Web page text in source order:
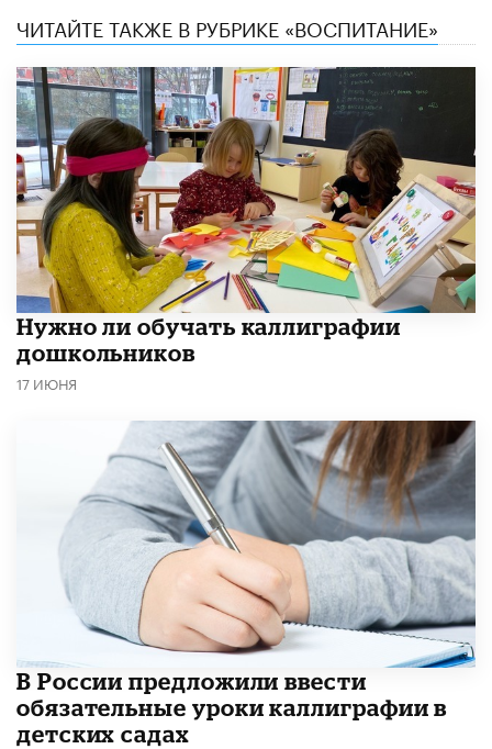
ЧИТАЙТЕ ТАКЖЕ В РУБРИКЕ «ВОСПИТАНИЕ»
Нужно ли обучать каллиграфии
дошкольников
17 ИЮНЯ
В России предложили ввести
обязательные уроки каллиграфии в
детских садах